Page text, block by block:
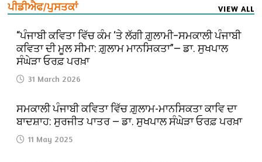
ਪੀਡੀਐਫ/ਪੁਸਤਕਾਂ VIEW ALL
“ਪੰਜਾਬੀ ਕਵਿਤਾ ਵਿੱਚ ਕੰਮ ‘ਤੇ ਲੱਗੀ ਗ਼ੁਲਾਮੀ–ਸਮਕਾਲੀ ਪੰਜਾਬੀ
ਕਵਿਤਾ ਦੀ ਮੂਲ ਸੀਮਾ: ਗ਼ੁਲਾਮ ਮਾਨਸਿਕਤਾ”— ਡਾ. ਸੁਖਪਾਲ
ਸੰਘੇੜਾ ਓਰਫ਼ ਪਰਖ਼ਾ
31 March 2026
ਸਮਕਾਲੀ ਪੰਜਾਬੀ ਕਵਿਤਾ ਵਿੱਚ ਗ਼ੁਲਾਮ-ਮਾਨਸਿਕਤਾ ਕਾਵਿ ਦਾ
ਬਾਦਸ਼ਾਹ: ਸੁਰਜੀਤ ਪਾਤਰ — ਡਾ. ਸੁਖਪਾਲ ਸੰਘੇੜਾ ਓਰਫ਼ ਪਰਖ਼ਾ
11 May 2025